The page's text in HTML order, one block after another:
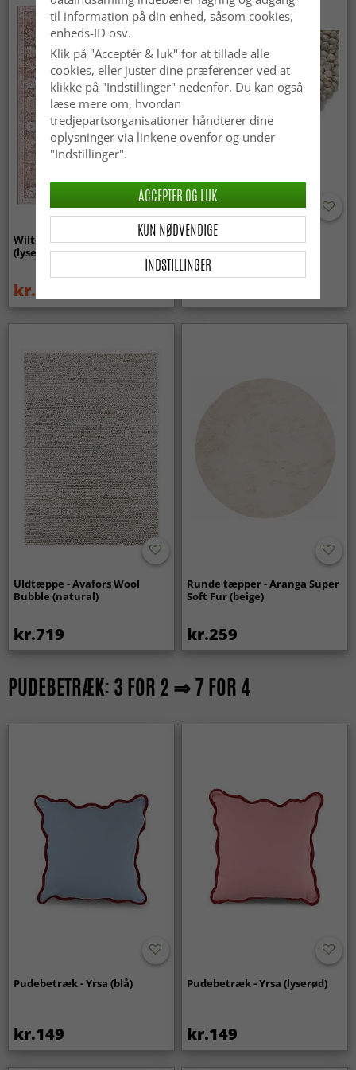
Wilton-tæppe - Gombalia
(lyserød)
kr.329
Uldtæppe - Avafors Wool
Bubble (grå/beige)
Uldtæppe - Avafors Wool
Bubble (natural)
kr.719
Runde tæpper - Aranga Super
Soft Fur (beige)
kr.259
PUDEBETRÆK: 3 FOR 2 ⇒ 7 FOR 4
Pudebetræk - Yrsa (blå)
kr.149
Pudebetræk - Yrsa (lyserød)
kr.149
til information på din enhed, såsom cookies,
enheds-ID osv.
Klik på "Acceptér & luk" for at tillade alle
cookies, eller juster dine præferencer ved at
klikke på "Indstillinger" nedenfor. Du kan også
læse mere om, hvordan
tredjepartsorganisationer håndterer dine
oplysninger via linkene ovenfor og under
"Indstillinger".
INDSTILLINGER
KUN NØDVENDIGE
ACCEPTER OG LUK